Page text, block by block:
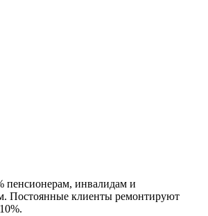
пенсионерам, инвалидам и
Постоянные клиенты ремонтируют